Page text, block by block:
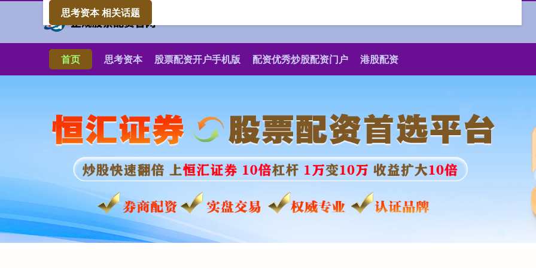
首页 思考资本 股票配资开户手机版 配资优秀炒股配资门户 港股配资
思考资本 相关话题